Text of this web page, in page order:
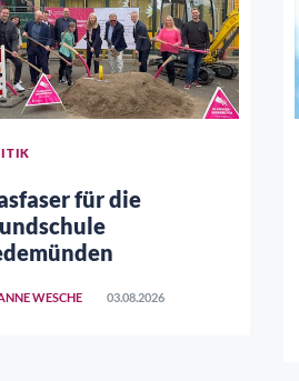
für die
WESCHE 03.08.2026